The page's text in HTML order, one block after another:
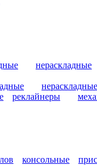
нераскладные
нераскладные
реклайнеры
консольные